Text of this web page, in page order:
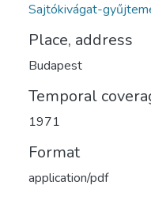
Sajtókivágat-
Place, address
Budapest
Temporal
1971
Format
application/pdf